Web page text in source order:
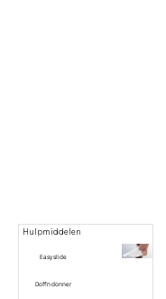
Hulpmiddelen
Easy slide
Doff'n donner